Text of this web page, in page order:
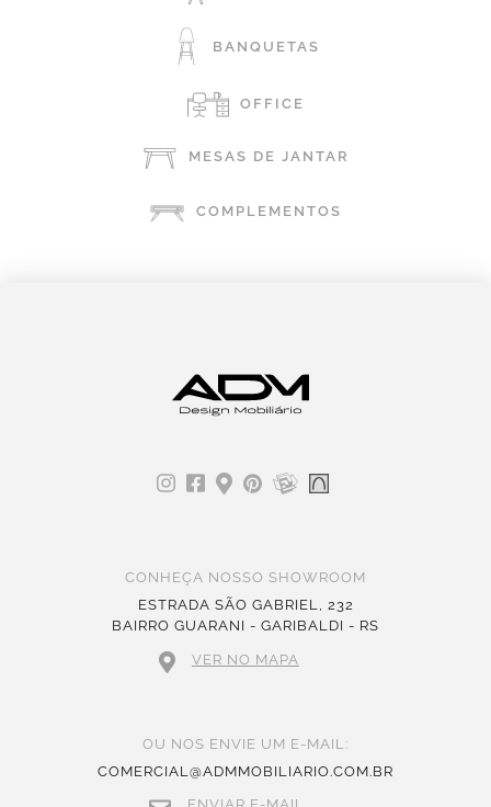
BANQUETAS
OFFICE
MESAS DE JANTAR
COMPLEMENTOS
CONHEÇA NOSSO SHOWROOM
ESTRADA SÃO GABRIEL, 232
BAIRRO GUARANI - GARIBALDI - RS
VER NO MAPA
OU NOS ENVIE UM E-MAIL:
COMERCIAL@ADMMOBILIARIO.COM.BR